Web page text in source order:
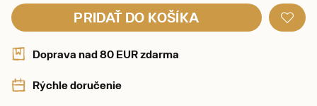
PRIDAŤ DO KOŠÍKA
Doprava nad 80 EUR zdarma
Rýchle doručenie